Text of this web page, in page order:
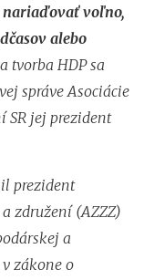
nariaďovať voľno,
alebo
tvorba HDP sa
správe Asociácie
SR jej prezident
prezident
združení (AZZZ)
a
v zákone o